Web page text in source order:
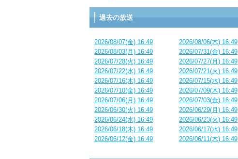
過去の放送
2026/08/07(金) 16:49 2026/08/06(木) 16:49
2026/08/03(月) 16:49
2026/07/31(金) 16:49
2026/07/28(火) 16:49
2026/07/27(月) 16:49
2026/07/22(水) 16:49
2026/07/21(火) 16:49
2026/07/16(木) 16:49
2026/07/15(水) 16:49
2026/07/10(金) 16:49
2026/07/09(木) 16:49
2026/07/06(月) 16:49
2026/07/03(金) 16:49
2026/06/30(火) 16:49
2026/06/29(月) 16:49
2026/06/24(水) 16:49
2026/06/23(火) 16:49
2026/06/18(木) 16:49
2026/06/17(水) 16:49
2026/06/12(金) 16:49
2026/06/11(木) 16:49